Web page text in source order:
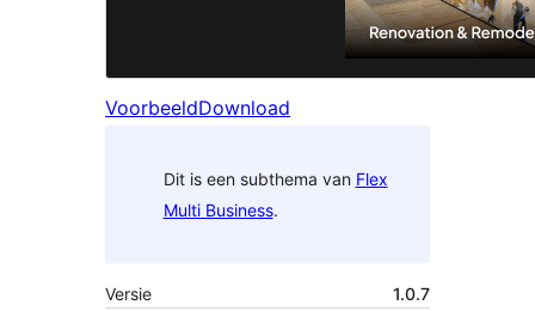
VoorbeeldDownload
Dit is een subthema van Flex
Multi Business.
Versie
1.0.7